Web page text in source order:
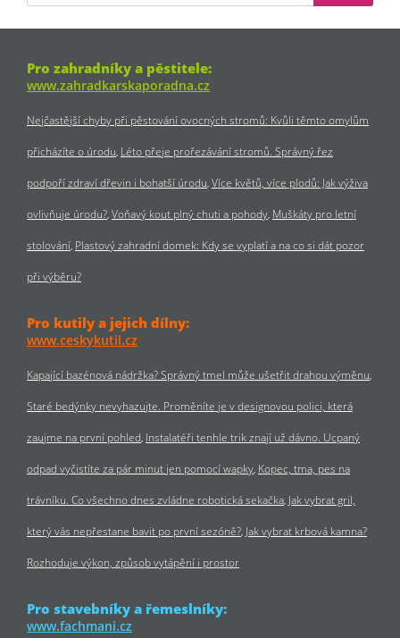
Pro zahradníky a pěstitele:
www.zahradkarskaporadna.cz
Nejčastější chyby při pěstování ovocných stromů: Kvůli těmto omylům
přicházíte o úrodu Léto přeje prořezávání stromů. Správný řez
podpoří zdraví dřevin i bohatší úrodu Více květů, více plodů: Jak výživa
ovlivňuje úrodu? Voňavý kout plný chuti a pohody Muškáty pro letní
stolování Plastový zahradní domek: Kdy se vyplatí a na co si dát pozor
při výběru?
Pro kutily a jejich dílny:
www.ceskykutil.cz
Kapající bazénová nádržka? Správný tmel může ušetřit drahou výměnu
Staré bedýnky nevyhazujte. Proměníte je v designovou polici, která
zaujme na první pohled Instalatéři tenhle trik znají už dávno. Ucpaný
odpad vyčistíte za pár minut jen pomocí wapky Kopec, tma, pes na
trávníku. Co všechno dnes zvládne robotická sekačka Jak vybrat gril,
který vás nepřestane bavit po první sezóně? Jak vybrat krbová kamna?
Rozhoduje výkon, způsob vytápění i prostor
Pro stavebníky a řemeslníky:
www.fachmani.cz